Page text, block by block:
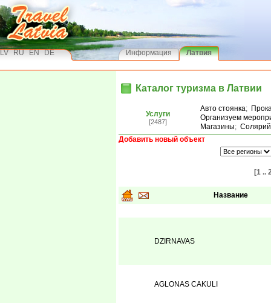
LV RU EN DE Информация Латвия
Каталог туризма в Латвии
Услуги
[2487]
Авто стоянка;
Организуем
Магазины; Солярий
Добавить новый объект
[1 ..
Название
DZIRNAVAS
AGLONAS CAKULI